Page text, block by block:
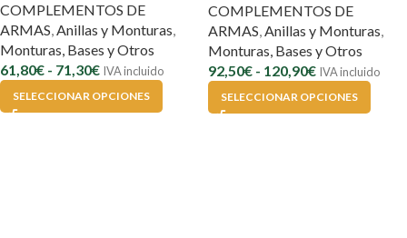
COMPLEMENTOS DE
ARMAS,Anillas y Monturas,
Monturas, Bases y Otros
61,80€ - 71,30€ IVA incluido
SELECCIONAR OPCIONES
COMPLEMENTOS DE
ARMAS Anillas y Monturas
Monturas, Bases y Otros
92,50€ - 120,90€ IVA incluido
SELECCIONAR OPCIONES